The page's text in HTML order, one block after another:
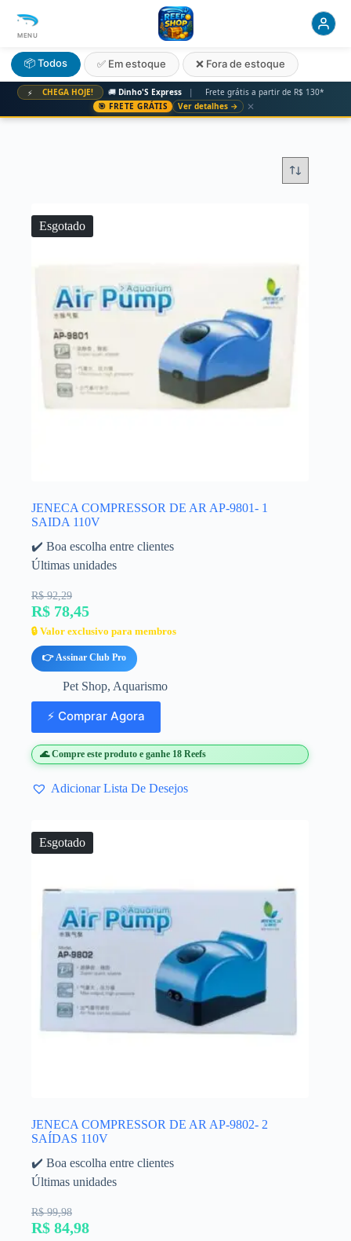
⚡ CHEGA HOJE! 🚚 Dinho'S Express |
Frete grátis a partir de R$ 130*
🎯 FRETE GRÁTIS
Ver detalhes → ✕
MENU
📦 Todos ✅ Em estoque ❌ Fora de estoque
Esgotado
JENECA COMPRESSOR DE AR AP-9801- 1
SAIDA 110V
✔️ Boa escolha entre clientes
Últimas unidades
R$ 92,29
R$ 78,45
🔒 Valor exclusivo para membros
👉 Assinar Club Pro
Pet Shop, Aquarismo
⚡ Comprar Agora
🌊 Compre este produto e ganhe 18 Reefs
Adicionar Lista De Desejos
Esgotado
JENECA COMPRESSOR DE AR AP-9802- 2
SAÍDAS 110V
✔️ Boa escolha entre clientes
Últimas unidades
R$ 99,98
R$ 84,98